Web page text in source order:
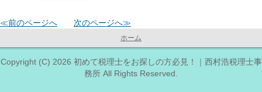
≪前のページへ 次のページへ≫
ホーム
Copyright (C) 2026 初めて税理士をお探しの方必見！｜西村浩税理士事
務所 All Rights Reserved.